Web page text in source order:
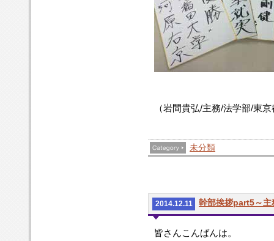
（岩間貴弘/主務/法学部/東
未分類
2014.12.11 幹部挨拶part5～主
皆さんこんばんは。